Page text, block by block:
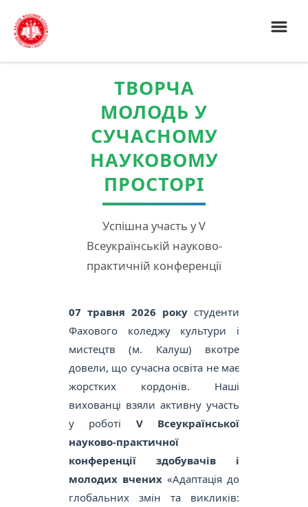
ТВОРЧА
МОЛОДЬ У
СУЧАСНОМУ
НАУКОВОМУ
ПРОСТОРІ
Успішна участь у V
Всеукраїнській науково-
практичній конференції
07 травня 2026 року студенти
Фахового коледжу культури і
мистецтв (м. Калуш) вкотре
довели, що сучасна освіта не має
жорстких кордонів. Наші
вихованці взяли активну участь
у роботі V Всеукраїнської
науково-практичної
конференції здобувачів і
молодих вчених «Адаптація до
глобальних змін та викликів: